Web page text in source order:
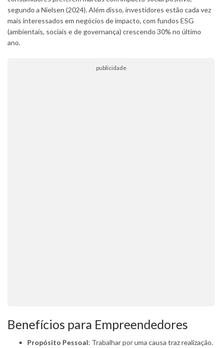
segundo a Nielsen (2024). Além disso, investidores estão cada vez
mais interessados em negócios de impacto, com fundos ESG
(ambientais, sociais e de governança) crescendo 30% no último
ano.
publicidade
Benefícios para Empreendedores
Propósito Pessoal: Trabalhar por uma causa traz realização.